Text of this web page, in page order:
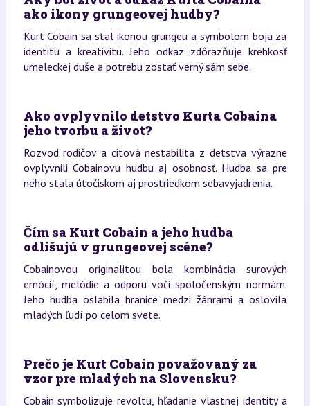
ako ikony grungeovej hudby?
Kurt Cobain sa stal ikonou grungeu a symbolom boja za
identitu a kreativitu. Jeho odkaz zdôrazňuje krehkosť
umeleckej duše a potrebu zostať verný sám sebe.
Ako ovplyvnilo detstvo Kurta Cobaina
jeho tvorbu a život?
Rozvod rodičov a citová nestabilita z detstva výrazne
ovplyvnili Cobainovu hudbu aj osobnosť. Hudba sa pre
neho stala útočiskom aj prostriedkom sebavyjadrenia.
Čím sa Kurt Cobain a jeho hudba
odlišujú v grungeovej scéne?
Cobainovou originalitou bola kombinácia surových
emócií, melódie a odporu voči spoločenským normám.
Jeho hudba oslabila hranice medzi žánrami a oslovila
mladých ľudí po celom svete.
Prečo je Kurt Cobain považovaný za
vzor pre mladých na Slovensku?
Cobain symbolizuje revoltu, hľadanie vlastnej identity a